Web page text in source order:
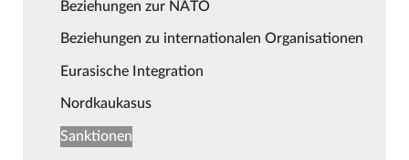
Beziehungen zur NATO
Beziehungen zu internationalen Organisationen
Eurasische Integration
Nordkaukasus
Sanktionen